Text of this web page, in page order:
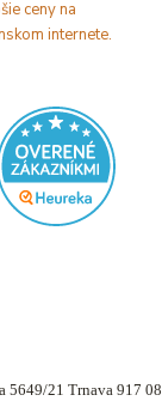
5649/21 Trnava 917 08